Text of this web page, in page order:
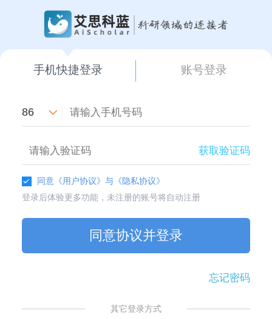
手机快捷登录 账号登录
86
获取验证码
同意 《用户协议》与 《隐私协议》
登录后体验更多功能，未注册的账号将自动注册
同意协议并登录
忘记密码
其它登录方式